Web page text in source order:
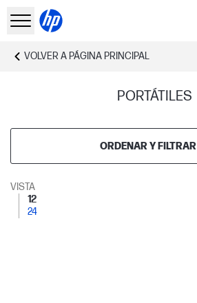
VOLVER A PÁGINA PRINCIPAL
PORTÁTILES
ORDENAR Y FILTRAR
VISTA
12
24